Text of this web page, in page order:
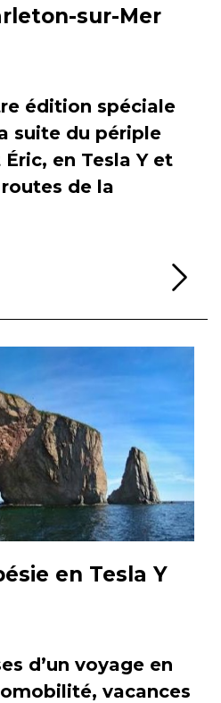
sur-Mer
édition spéciale
suite du périple
en Tesla Y et
de la
en Tesla Y
d’un voyage en
vacances